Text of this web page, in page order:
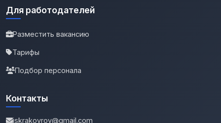
Для работодателей
Разместить вакансию
Тарифы
Подбор персонала
Контакты
iskrakovrov@gmail.com